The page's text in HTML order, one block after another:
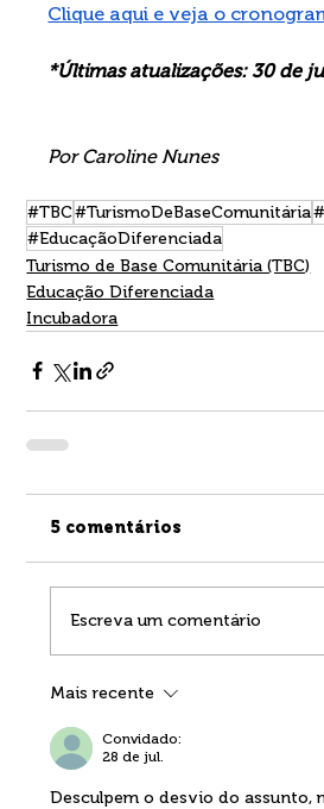
Clique aqui e veja o
*Últimas atualizações: 30 de
Por Caroline Nunes
#TBC#TurismoDeBaseComunitária
#EducaçãoDiferenciada
Turismo de Base Comunitária (TBC)
Educação Diferenciada
Incubadora
5 comentários
Escreva um comentário
Mais recente
Convidado:
28 de jul.
Desculpem o desvio do assunto,